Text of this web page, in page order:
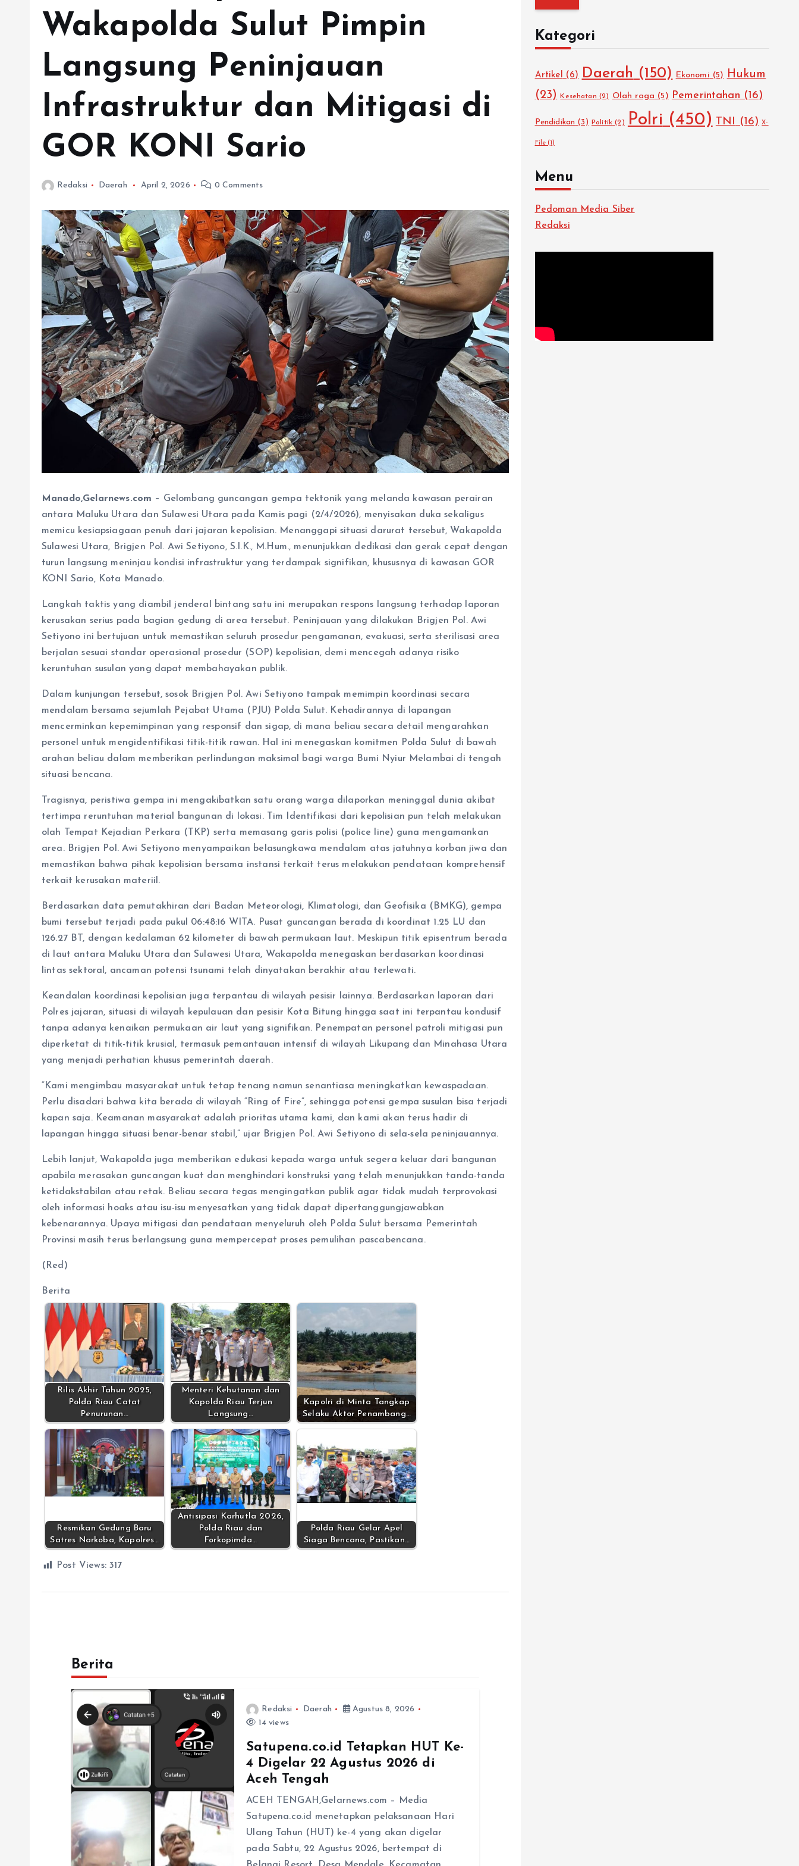
Wakapolda Sulut Pimpin
Langsung Peninjauan
Infrastruktur dan Mitigasi di
GOR KONI Sario
Redaksi Daerah April 2, 2026 0 Comments
Manado,Gelarnews.com – Gelombang guncangan gempa tektonik yang melanda kawasan perairan
antara Maluku Utara dan Sulawesi Utara pada Kamis pagi (2/4/2026), menyisakan duka sekaligus
memicu kesiapsiagaan penuh dari jajaran kepolisian. Menanggapi situasi darurat tersebut, Wakapolda
Sulawesi Utara, Brigjen Pol. Awi Setiyono, S.I.K., M.Hum., menunjukkan dedikasi dan gerak cepat dengan
turun langsung meninjau kondisi infrastruktur yang terdampak signifikan, khususnya di kawasan GOR
KONI Sario, Kota Manado.
Langkah taktis yang diambil jenderal bintang satu ini merupakan respons langsung terhadap laporan
kerusakan serius pada bagian gedung di area tersebut. Peninjauan yang dilakukan Brigjen Pol. Awi
Setiyono ini bertujuan untuk memastikan seluruh prosedur pengamanan, evakuasi, serta sterilisasi area
berjalan sesuai standar operasional prosedur (SOP) kepolisian, demi mencegah adanya risiko
keruntuhan susulan yang dapat membahayakan publik.
Dalam kunjungan tersebut, sosok Brigjen Pol. Awi Setiyono tampak memimpin koordinasi secara
mendalam bersama sejumlah Pejabat Utama (PJU) Polda Sulut. Kehadirannya di lapangan
mencerminkan kepemimpinan yang responsif dan sigap, di mana beliau secara detail mengarahkan
personel untuk mengidentifikasi titik-titik rawan. Hal ini menegaskan komitmen Polda Sulut di bawah
arahan beliau dalam memberikan perlindungan maksimal bagi warga Bumi Nyiur Melambai di tengah
situasi bencana.
Tragisnya, peristiwa gempa ini mengakibatkan satu orang warga dilaporkan meninggal dunia akibat
tertimpa reruntuhan material bangunan di lokasi. Tim Identifikasi dari kepolisian pun telah melakukan
olah Tempat Kejadian Perkara (TKP) serta memasang garis polisi (police line) guna mengamankan
area. Brigjen Pol. Awi Setiyono menyampaikan belasungkawa mendalam atas jatuhnya korban jiwa dan
memastikan bahwa pihak kepolisian bersama instansi terkait terus melakukan pendataan komprehensif
terkait kerusakan materiil.
Berdasarkan data pemutakhiran dari Badan Meteorologi, Klimatologi, dan Geofisika (BMKG), gempa
bumi tersebut terjadi pada pukul 06:48:16 WITA. Pusat guncangan berada di koordinat 1.25 LU dan
126.27 BT, dengan kedalaman 62 kilometer di bawah permukaan laut. Meskipun titik episentrum berada
di laut antara Maluku Utara dan Sulawesi Utara, Wakapolda menegaskan berdasarkan koordinasi
lintas sektoral, ancaman potensi tsunami telah dinyatakan berakhir atau terlewati.
Keandalan koordinasi kepolisian juga terpantau di wilayah pesisir lainnya. Berdasarkan laporan dari
Polres jajaran, situasi di wilayah kepulauan dan pesisir Kota Bitung hingga saat ini terpantau kondusif
tanpa adanya kenaikan permukaan air laut yang signifikan. Penempatan personel patroli mitigasi pun
diperketat di titik-titik krusial, termasuk pemantauan intensif di wilayah Likupang dan Minahasa Utara
yang menjadi perhatian khusus pemerintah daerah.
“Kami mengimbau masyarakat untuk tetap tenang namun senantiasa meningkatkan kewaspadaan.
Perlu disadari bahwa kita berada di wilayah “Ring of Fire”, sehingga potensi gempa susulan bisa terjadi
kapan saja. Keamanan masyarakat adalah prioritas utama kami, dan kami akan terus hadir di
lapangan hingga situasi benar-benar stabil,” ujar Brigjen Pol. Awi Setiyono di sela-sela peninjauannya.
Lebih lanjut, Wakapolda juga memberikan edukasi kepada warga untuk segera keluar dari bangunan
apabila merasakan guncangan kuat dan menghindari konstruksi yang telah menunjukkan tanda-tanda
ketidakstabilan atau retak. Beliau secara tegas mengingatkan publik agar tidak mudah terprovokasi
oleh informasi hoaks atau isu-isu menyesatkan yang tidak dapat dipertanggungjawabkan
kebenarannya. Upaya mitigasi dan pendataan menyeluruh oleh Polda Sulut bersama Pemerintah
Provinsi masih terus berlangsung guna mempercepat proses pemulihan pascabencana.
(Red)
Berita
Rilis Akhir Tahun 2025,
Polda Riau Catat
Penurunan…
Menteri Kehutanan dan
Kapolda Riau Terjun
Langsung…
Kapolri di Minta Tangkap
Selaku Aktor Penambang…
Resmikan Gedung Baru
Satres Narkoba, Kapolres…
Antisipasi Karhutla 2026,
Polda Riau dan
Forkopimda…
Polda Riau Gelar Apel
Siaga Bencana, Pastikan…
Post Views: 317
Berita
Redaksi Daerah
Agustus 8, 2026
14 views
Satupena.co.id Tetapkan HUT Ke-
4 Digelar 22 Agustus 2026 di
Aceh Tengah
ACEH TENGAH,Gelarnews.com – Media
Satupena.co.id menetapkan pelaksanaan Hari
Ulang Tahun (HUT) ke-4 yang akan digelar
pada Sabtu, 22 Agustus 2026, bertempat di
i
n
u
k
Kategori
Artikel (6) Daerah (150) Ekonomi (5) Hukum
(23)
Kesehatan (2) Olah raga (5) Pemerintahan (16)
Pendidikan (3) Politik (2) Polri (450) TNI (16) X-
File (1)
Menu
Pedoman Media Siber
Redaksi